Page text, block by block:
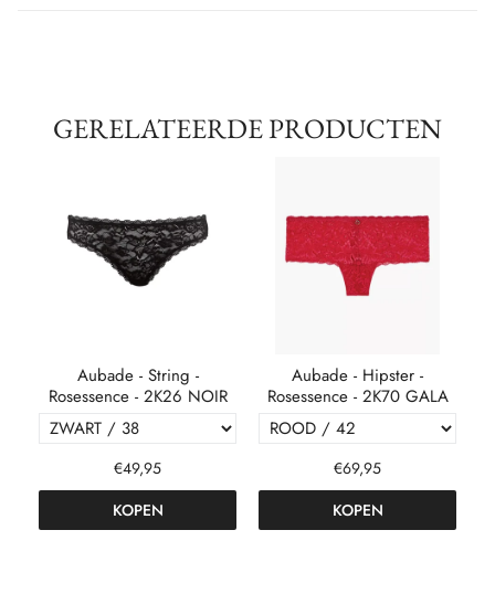
GERELATEERDE PRODUCTEN
Aubade - String -
Rosessence - 2K26 NOIR
€49,95
KOPEN
Aubade - Hipster -
Rosessence - 2K70 GALA
€69,95
KOPEN